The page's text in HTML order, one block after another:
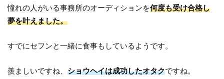
憧れの人がいる事務所のオーディションを何度も受け合格し
夢を叶えました。
すでにセフンと一緒に食事もしているようです。
羨ましいですね、ショウヘイは成功したオタクですね。